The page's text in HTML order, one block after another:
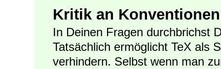
Kritik an Konventionen
In Deinen Fragen durchbrichst
Tatsächlich ermöglicht TeX als
verhindern. Selbst wenn man